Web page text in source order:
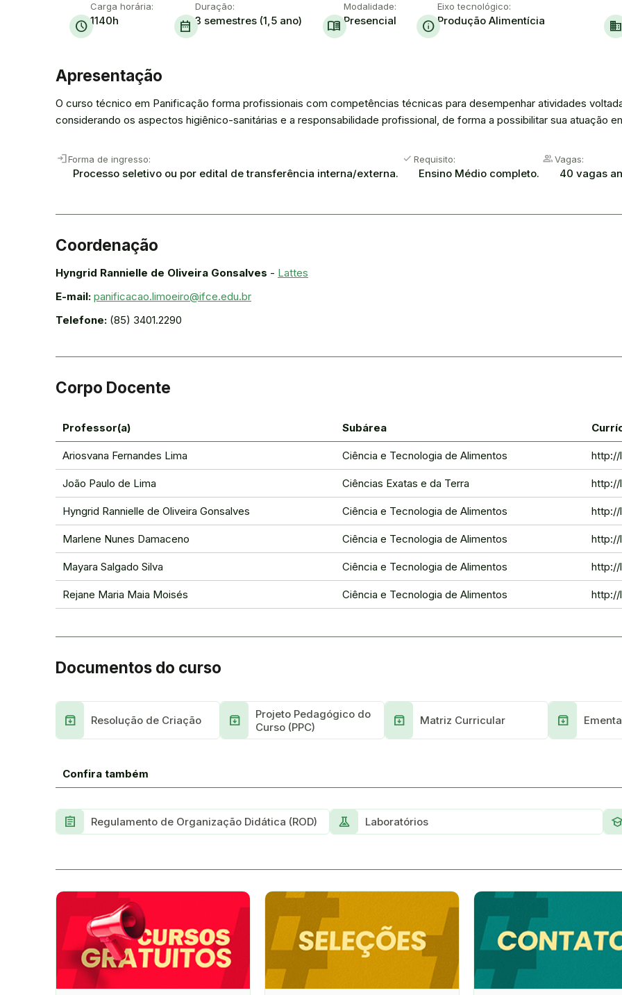
schedule
Carga horária:
1140h date_range
Duração:
3 semestres (1,5 ano) menu_book
Modalidade:
Presencial info
Eixo tecnológico:
Produção Alimentícia domain
Apresentação
O curso técnico em Panificação forma profissionais com competências técnicas para desempenhar atividades
considerando os aspectos higiênico-sanitárias e a responsabilidade profissional, de forma a possibilitar sua atuação
LoginForma de ingresso:
Processo seletivo ou por edital de transferência interna/externa.
check Requisito:
Ensino Médio completo.
PeopleVagas:
40 vagas
Coordenação
Hyngrid Rannielle de Oliveira Gonsalves - Lattes
E-mail: panificacao.limoeiro@ifce.edu.br
Telefone: (85) 3401.2290
Corpo Docente
Professor(a) Subárea
Ariosvana Fernandes Lima Ciência e Tecnologia de Alimentos http://
João Paulo de Lima Ciências Exatas e da Terra http://
Hyngrid Rannielle de Oliveira Gonsalves Ciência e Tecnologia de Alimentos http://
Marlene Nunes Damaceno Ciência e Tecnologia de Alimentos http://
Mayara Salgado Silva Ciência e Tecnologia de Alimentos http://
Rejane Maria Maia Moisés Ciência e Tecnologia de Alimentos http://
Documentos do curso
Archive Resolução de Criação Archive
Projeto Pedagógico do
Curso (PPC)
Archive Matriz Curricular Archive
Confira também
Assignment Regulamento de Organização Didática (ROD) experiment Laboratórios